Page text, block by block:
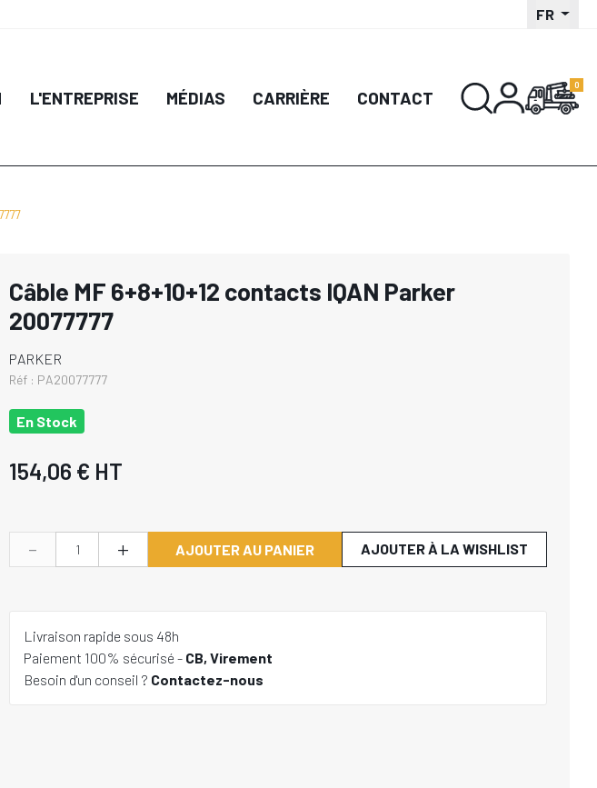
FR
L'ENTREPRISE MÉDIAS CARRIÈRE CONTACT
Câble MF 6+8+10+12 contacts IQAN Parker
20077777
PARKER
Réf : PA20077777
En Stock
154,06 € HT
- + AJOUTER AU PANIER AJOUTER À LA WISHLIST
Livraison rapide sous 48h
Paiement 100% sécurisé - CB, Virement
Besoin d'un conseil ? Contactez-nous